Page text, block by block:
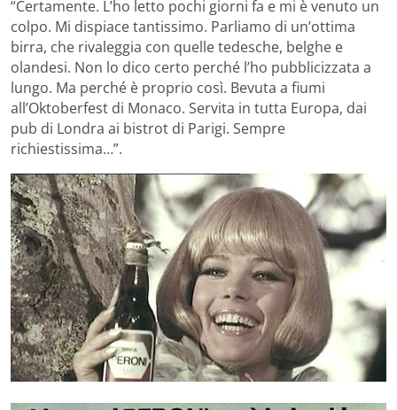
“Certamente. L’ho letto pochi giorni fa e mi è venuto un
colpo. Mi dispiace tantissimo. Parliamo di un’ottima
birra, che rivaleggia con quelle tedesche, belghe e
olandesi. Non lo dico certo perché l’ho pubblicizzata a
lungo. Ma perché è proprio così. Bevuta a fiumi
all’Oktoberfest di Monaco. Servita in tutta Europa, dai
pub di Londra ai bistrot di Parigi. Sempre
richiestissima…”.